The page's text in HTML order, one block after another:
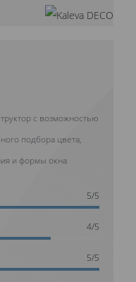
с возможностью
подбора цвета,
и формы окна
5/5
4/5
5/5